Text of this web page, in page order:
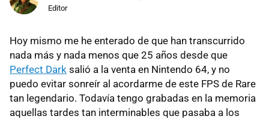
Editor
Hoy mismo me he enterado de que han transcurrido
nada más y nada menos que 25 años desde que
Perfect Dark salió a la venta en Nintendo 64, y no
puedo evitar sonreír al acordarme de este FPS de Rare
tan legendario. Todavía tengo grabadas en la memoria
aquellas tardes tan interminables que pasaba a los